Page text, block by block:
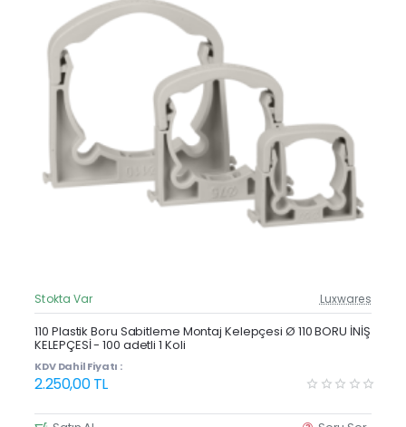
Güncel Fiyat
Yeni Ürün
Stokta Var Luxwares
110 Plastik Boru Sabitleme Montaj Kelepçesi Ø 110 BORU İNİŞ
KELEPÇESİ - 100 adetli 1 Koli
KDV Dahil Fiyatı :
2.250,00 TL